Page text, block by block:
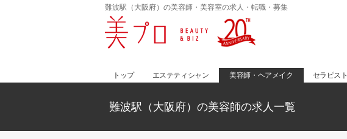
難波駅（大阪府）の美容師・美容室の求人・転職・募集
トップ エステティシャン 美容師・ヘアメイク セラピスト
難波駅（大阪府）の美容師の求人一覧